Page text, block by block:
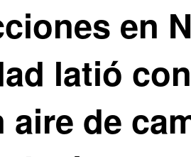
en
latió
aire de